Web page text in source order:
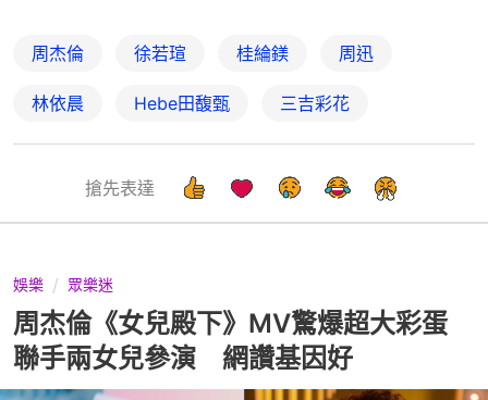
周杰倫 徐若瑄 桂綸鎂 周迅
林依晨 Hebe田馥甄 三吉彩花
搶先表達
娛樂 眾樂迷
周杰倫《女兒殿下》MV驚爆超大彩蛋
聯手兩女兒參演 網讚基因好